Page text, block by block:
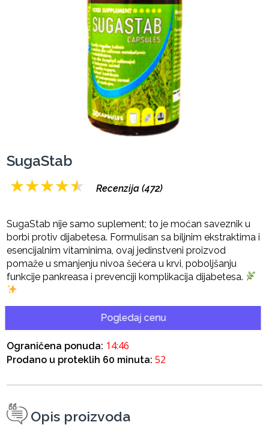
SugaStab
★★★★★ Recenzija (472)
SugaStab nije samo suplement; to je moćan saveznik u
borbi protiv dijabetesa. Formulisan sa biljnim ekstraktima i
esencijalnim vitaminima, ovaj jedinstveni proizvod
pomaže u smanjenju nivoa šećera u krvi, poboljšanju
funkcije pankreasa i prevenciji komplikacija dijabetesa.
Pogledaj cenu
Ograničena ponuda: 14:45
Prodano u proteklih 60 minuta:52
Opis proizvoda